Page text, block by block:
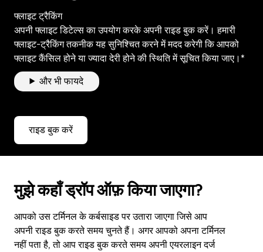
फ्लाइट ट्रैकिंग
अपनी फ्लाइट डिटेल्स का उपयोग करके अपनी राइड बुक करें। हमारी
फ्लाइट-ट्रैकिंग तकनीक यह सुनिश्चित करने में मदद करेगी कि आपको
फ्लाइट कैंसिल होने या ज्यादा देरी होने की स्थिति में सूचित किया जाए।*
और भी फायदे
राइड बुक करें
मुझे कहाँ ड्रॉप ऑफ़ किया जाएगा?
आपको उस टर्मिनल के कर्बसाइड पर उतारा जाएगा जिसे आप
अपनी राइड बुक करते समय चुनते हैं। अगर आपको अपना टर्मिनल
नहीं पता है, तो आप राइड बुक करते समय अपनी एयरलाइन दर्ज